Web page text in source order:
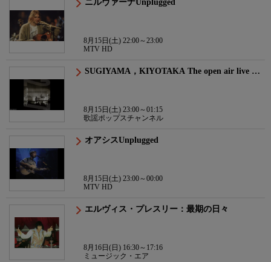
ニルヴァーナUnplugged
8月15日(土) 22:00～23:00
MTV HD
SUGIYAMA，KIYOTAKA The open air live …
8月15日(土) 23:00～01:15
歌謡ポップスチャンネル
オアシスUnplugged
8月15日(土) 23:00～00:00
MTV HD
エルヴィス・プレスリー：最期の日々
8月16日(日) 16:30～17:16
ミュージック・エア